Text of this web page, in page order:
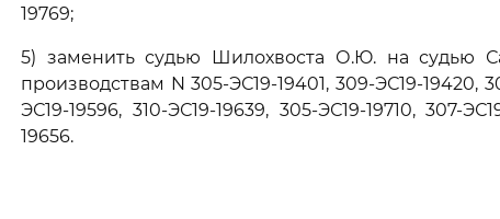
19769;
5) заменить судью Шилохвоста О.Ю. на судью
производствам N 305-ЭС19-19401, 309-ЭС19-19420,
ЭС19-19596, 310-ЭС19-19639, 305-ЭС19-19710, 307-
19656.